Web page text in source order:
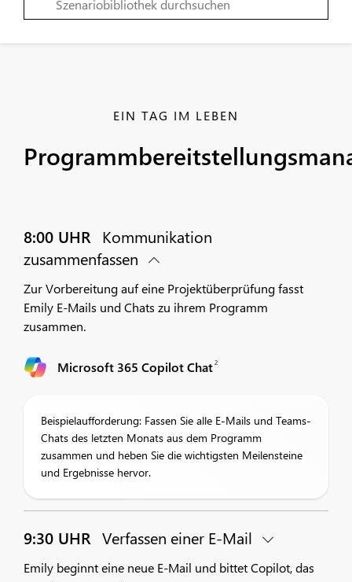
EIN TAG IM LEBEN
8:00 UHR Kommunikation
zusammenfassen
Zur Vorbereitung auf eine Projektüberprüfung fasst
Emily E-Mails und Chats zu ihrem Programm
zusammen.
Microsoft 365 Copilot Chat2
Beispielaufforderung: Fassen Sie alle E-Mails und Teams-
Chats des letzten Monats aus dem Programm
zusammen und heben Sie die wichtigsten Meilensteine
und Ergebnisse hervor.
9:30 UHR Verfassen einer E-Mail
Emily beginnt eine neue E-Mail und bittet Copilot, das